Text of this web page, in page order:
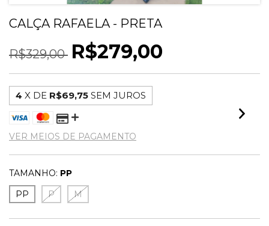
CALÇA RAFAELA - PRETA
R$329,00 R$279,00
4 X DE R$69,75 SEM JUROS
VER MEIOS DE PAGAMENTO
TAMANHO: PP
PP
P M